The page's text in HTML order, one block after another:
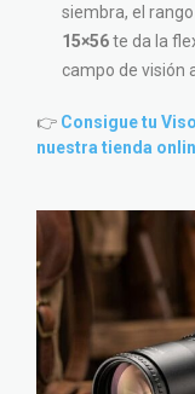
siembra, el
15×56te da la
campo de visión
👉 Consigue tu
nuestra tienda